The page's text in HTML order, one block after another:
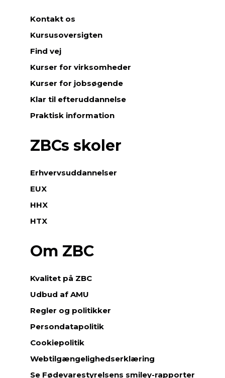
Kontakt os
Kursusoversigten
Find vej
Kurser for virksomheder
Kurser for jobsøgende
Klar til efteruddannelse
Praktisk information
ZBCs skoler
Erhvervsuddannelser
EUX
HHX
HTX
Om ZBC
Kvalitet på ZBC
Udbud af AMU
Regler og politikker
Persondatapolitik
Cookiepolitik
Webtilgængelighedserklæring
Se Fødevarestyrelsens smiley-rapporter